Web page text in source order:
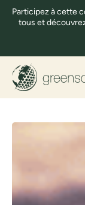
Participez à cette
tous et